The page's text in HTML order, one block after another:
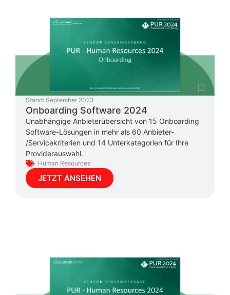
Stand: September 2023
Onboarding Software 2024
Unabhängige Anbieterübersicht von 15 Onboarding
Software-Lösungen in mehr als 60 Anbieter-
/Servicekriterien und 14 Unterkategorien für Ihre
Providerauswahl.
Human Resources
JETZT ANSEHEN